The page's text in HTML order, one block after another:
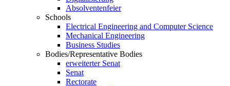
Absolventenfeier
Schools
Electrical Engineering and Computer Science
Mechanical Engineering
Business Studies
Bodies/Representative Bodies
erweiterter Senat
Senat
Rectorate